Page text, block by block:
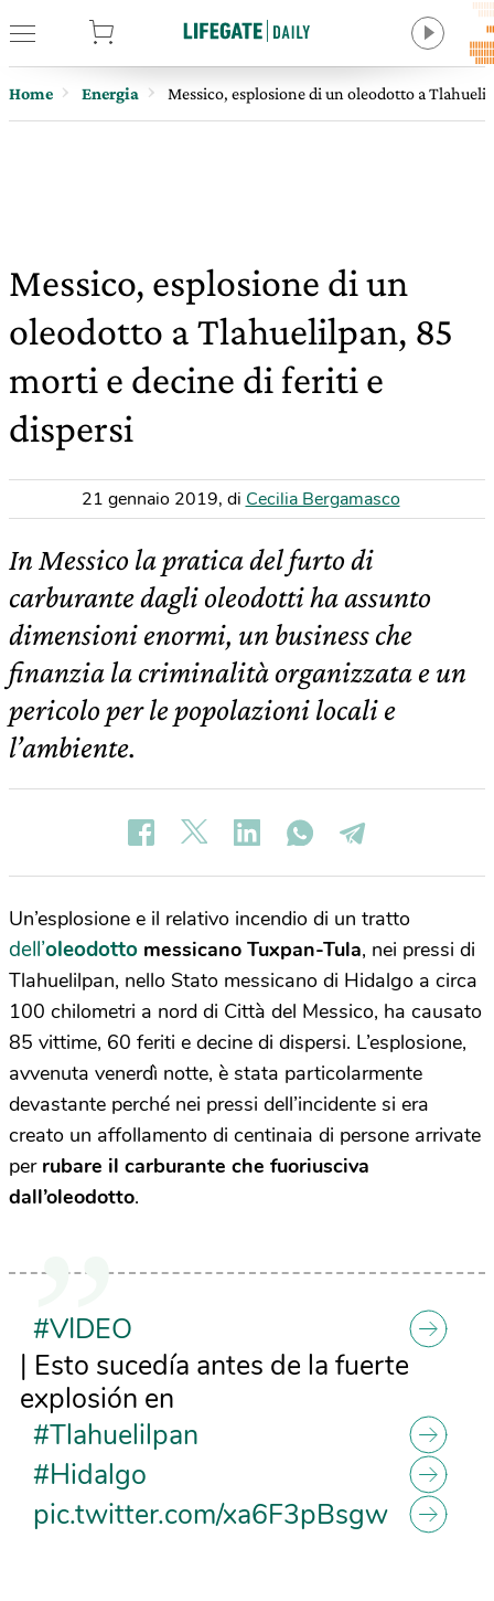
Home Energia Messico, esplosione di un oleodotto a
Messico, esplosione di un
oleodotto a Tlahuelilpan, 85
morti e decine di feriti e
dispersi
21 gennaio 2019, di Cecilia Bergamasco
In Messico la pratica del furto di
carburante dagli oleodotti ha assunto
dimensioni enormi, un business che
finanzia la criminalità organizzata e un
pericolo per le popolazioni locali e
l’ambiente.
Un’esplosione e il relativo incendio di un tratto
dell’oleodotto messicano Tuxpan-Tula, nei pressi di
Tlahuelilpan, nello Stato messicano di Hidalgo a circa
100 chilometri a nord di Città del Messico, ha causato
85 vittime, 60 feriti e decine di dispersi. L’esplosione,
avvenuta venerdì notte, è stata particolarmente
devastante perché nei pressi dell’incidente si era
creato un affollamento di centinaia di persone arrivate
per rubare il carburante che fuoriusciva
dall’oleodotto.
#VIDEO
| Esto sucedía antes de la fuerte
explosión en
#Tlahuelilpan
#Hidalgo
pic.twitter.com/xa6F3pBsgw